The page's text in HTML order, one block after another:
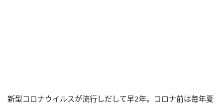
新型コロナウイルスが流行しだして早2年。コロナ前は毎年夏